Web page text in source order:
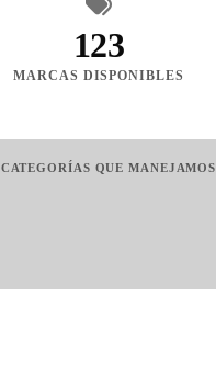
123
MARCAS DISPONIBLES
CATEGORÍAS QUE MANEJAMOS